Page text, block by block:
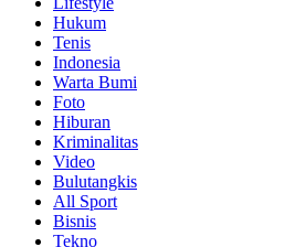
Hukum
Tenis
Indonesia
Warta Bumi
Foto
Hiburan
Kriminalitas
Video
Bulutangkis
All Sport
Bisnis
Tekno